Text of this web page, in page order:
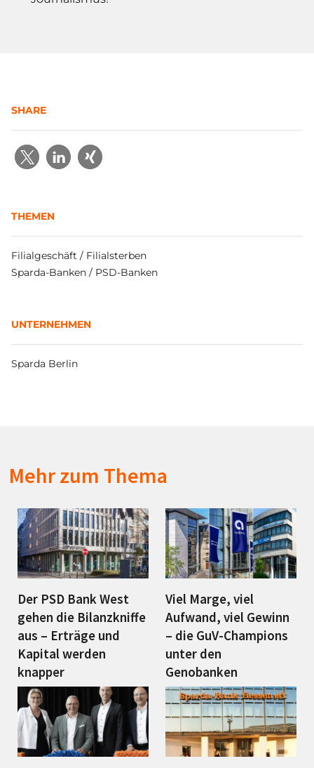
SHARE
THEMEN
Filialgeschäft / Filialsterben
Sparda-Banken / PSD-Banken
UNTERNEHMEN
Sparda Berlin
Mehr zum Thema
Der PSD Bank West
gehen die Bilanzkniffe
aus – Erträge und
Kapital werden
knapper
Viel Marge, viel
Aufwand, viel Gewinn
– die GuV-Champions
unter den
Genobanken